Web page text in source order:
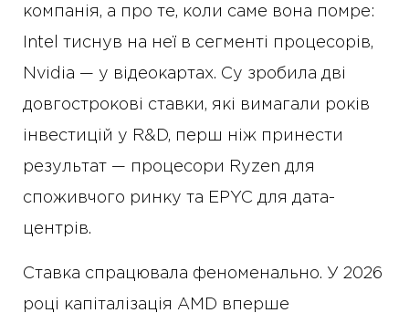
компанія, а про те, коли саме вона помре:
Intel тиснув на неї в сегменті процесорів,
Nvidia — у відеокартах. Су зробила дві
довгострокові ставки, які вимагали років
інвестицій у R&D, перш ніж принести
результат — процесори Ryzen для
споживчого ринку та EPYC для дата-
центрів.
Ставка спрацювала феноменально. У 2026
році капіталізація AMD вперше